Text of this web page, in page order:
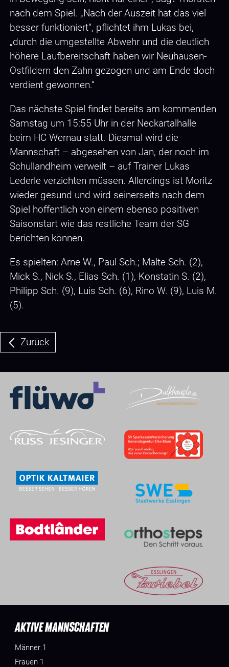
nach dem Spiel. „Nach der Auszeit hat das viel
besser funktioniert“, pflichtet ihm Lukas bei,
„durch die umgestellte Abwehr und die deutlich
höhere Laufbereitschaft haben wir Neuhausen-
Ostfildern den Zahn gezogen und am Ende doch
verdient gewonnen.“
Das nächste Spiel findet bereits am kommenden
Samstag um 15:55 Uhr in der Neckartalhalle
beim HC Wernau statt. Diesmal wird die
Mannschaft – abgesehen von Jan, der noch im
Schullandheim verweilt – auf Trainer Lukas
Lederle verzichten müssen. Allerdings ist Moritz
wieder gesund und wird seinerseits nach dem
Spiel hoffentlich von einem ebenso positiven
Saisonstart wie das restliche Team der SG
berichten können.
Es spielten: Arne W., Paul Sch.; Malte Sch. (2),
Mick S., Nick S., Elias Sch. (1), Konstatin S. (2),
Philipp Sch. (9), Luis Sch. (6), Rino W. (9), Luis M.
(5).
Zurück
AKTIVE MANNSCHAFTEN
Männer 1
Frauen 1